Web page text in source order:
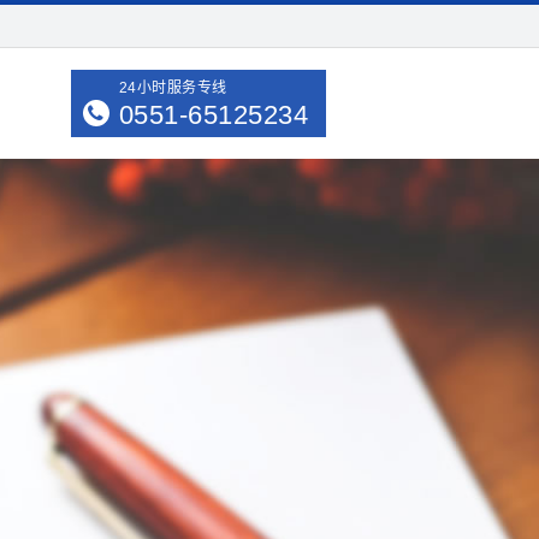
24小时服务专线
0551-65125234